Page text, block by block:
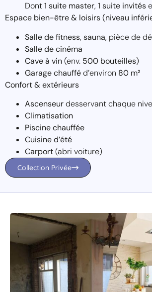
Dont1 suite master, 1 suite invités
Espace bien-être & loisirs (niveau
Salle de fitness, sauna, pièce de
Salle de cinéma
Cave à vin(env. 500 bouteilles)
Garage chaufféd’environ 80 m²
Confort & extérieurs
Ascenseurdesservant chaque
Climatisation
Piscine chauffée
Cuisine d’été
Carport(abri voiture)
Collection Privée